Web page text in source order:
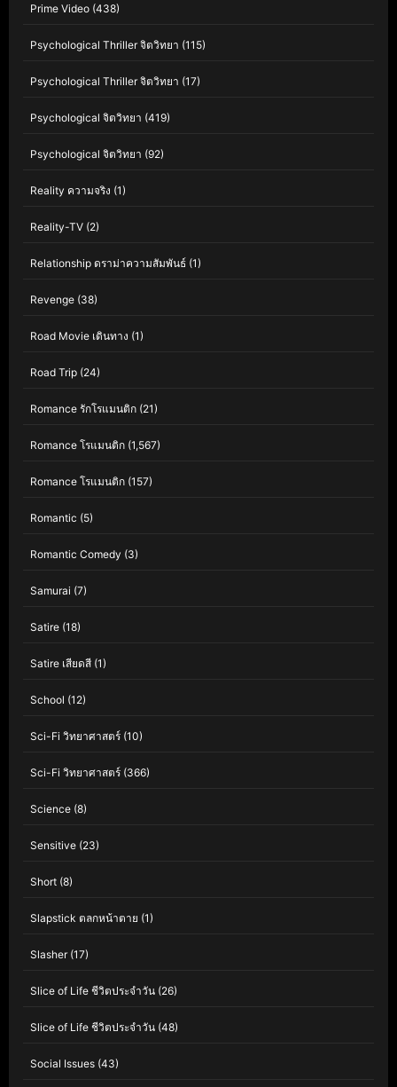
Prime Video (438)
Psychological Thriller จิตวิทยา (115)
Psychological Thriller จิตวิทยา (17)
Psychological จิตวิทยา (419)
Psychological จิตวิทยา (92)
Reality ความจริง (1)
Reality-TV (2)
Relationship ดราม่าความสัมพันธ์ (1)
Revenge (38)
Road Movie เดินทาง (1)
Road Trip (24)
Romance รักโรแมนติก (21)
Romance โรแมนติก (1,567)
Romance โรแมนติก (157)
Romantic (5)
Romantic Comedy (3)
Samurai (7)
Satire (18)
Satire เสียดสี (1)
School (12)
Sci-Fi วิทยาศาสตร์ (10)
Sci-Fi วิทยาศาสตร์ (366)
Science (8)
Sensitive (23)
Short (8)
Slapstick ตลกหน้าตาย (1)
Slasher(17)
Slice of Life ชีวิตประจำวัน (26)
Slice of Life ชีวิตประจำวัน (48)
Social Issues (43)